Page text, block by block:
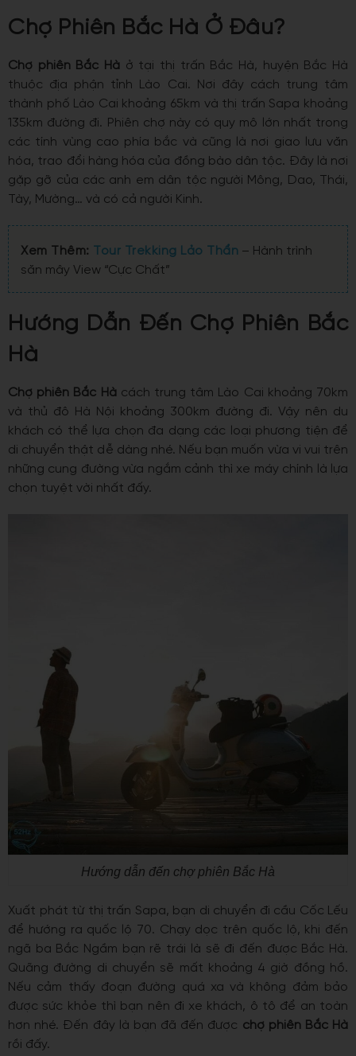
Chợ Phiên Bắc Hà Ở Đâu?
Chợ phiên Bắc Hà ở tại thị trấn Bắc Hà, huyện Bắc Hà
thuộc địa phận tỉnh Lào Cai. Nơi đây cách trung tâm
thành phố Lào Cai khoảng 65km và thị trấn Sapa khoảng
135km đường đi. Phiên chợ này có quy mô lớn nhất trong
các tính vùng cao phía bắc và cũng là nơi giao lưu văn
hóa, trao đổi hàng hóa của đồng bào dân tộc. Đây là nơi
gặp gỡ của các anh em dân tộc người Mông, Dao, Thái,
Tày, Mường… và có cả người Kinh.
Xem Thêm: Tour Trekking Lảo Thẩn – Hành trình
săn mây View “Cực Chất”
Hướng Dẫn Đến Chợ Phiên Bắc
Hà
Chợ phiên Bắc Hàcách trung tâm Lào Cai khoảng 70km
và thủ đô Hà Nội khoảng 300km đường đi. Vậy nên du
khách có thể lựa chọn đa dạng các loại phương tiện để
di chuyển thật dễ dàng nhé. Nếu bạn muốn vừa vi vui trên
những cung đường vừa ngắm cảnh thì xe máy chính là lựa
chọn tuyệt vời nhất đấy.
Hướng dẫn đến chợ phiên Bắc Hà
Xuất phát từ thị trấn Sapa, bạn di chuyển đi cầu Cốc Lếu
để hướng ra quốc lộ 70. Chạy dọc trên quốc lộ, khi đến
ngã ba Bắc Ngầm bạn rẽ trái là sẽ đi đến được Bắc Hà.
Quãng đường di chuyển sẽ mất khoảng 4 giờ đồng hồ.
Nếu cảm thấy đoạn đường quá xa và không đảm bảo
được sức khỏe thì bạn nên đi xe khách, ô tô để an toàn
hơn nhé. Đến đây là bạn đã đến được chợ phiên Bắc Hà
rồi đấy.